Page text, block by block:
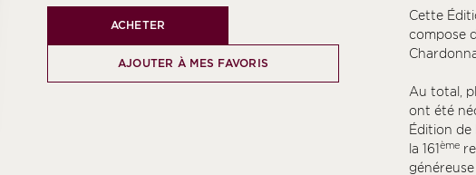
ème
ème
ACHETER
AJOUTER À MES FAVORIS
Cette
compose
Au total,
ont été
Édition de
la 161ème